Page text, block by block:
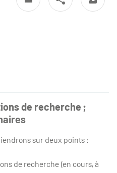
de recherche ;
sur deux points :
de recherche (en cours, à